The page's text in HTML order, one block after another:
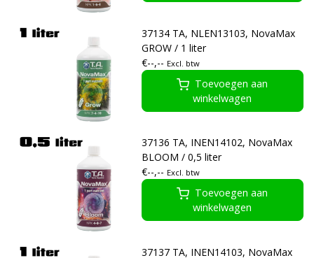
37134 TA, NLEN13103, NovaMax
GROW / 1 liter
€--,-- Excl. btw
Toevoegen aan
winkelwagen
37136 TA, INEN14102, NovaMax
BLOOM / 0,5 liter
€--,-- Excl. btw
Toevoegen aan
winkelwagen
37137 TA, INEN14103, NovaMax